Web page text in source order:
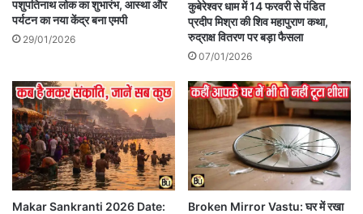
पशुपतिनाथ लोक का शुभारंभ, आस्था और
पर्यटन का नया केंद्र बना एमपी
29/01/2026
कुबेरेश्वर धाम में 14 फरवरी से पंडित
प्रदीप मिश्रा की शिव महापुराण कथा,
रुद्राक्ष वितरण पर बड़ा फैसला
07/01/2026
Makar Sankranti 2026 Date:
Broken Mirror Vastu: घर में रखा